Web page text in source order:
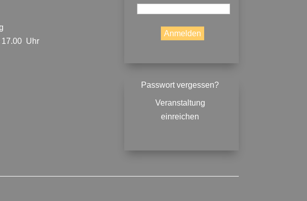
17.00 Uhr
Passwort vergessen?
Veranstaltung
einreichen